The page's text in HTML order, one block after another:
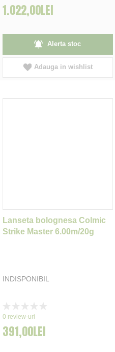
1.022,00LEI
Alerta stoc
Adauga in wishlist
Lanseta bolognesa Colmic
Strike Master 6.00m/20g
INDISPONIBIL
0%
0 review-uri
391,00LEI